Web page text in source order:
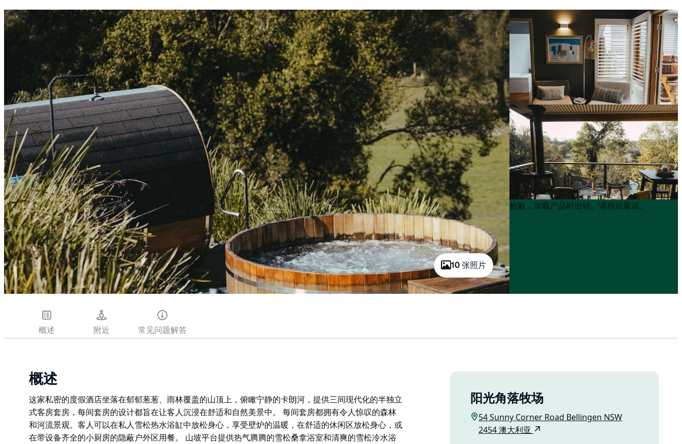
10 张照片
Product
List
Product
List
抱歉，加载产品时出错。请稍后重试。
概述 附近 常见问题解答
概述
这家私密的度假酒店坐落在郁郁葱葱、雨林覆盖的山顶上，俯瞰宁静的卡朗河，提供三间现代化的半独立
式客房套房，每间套房的设计都旨在让客人沉浸在舒适和自然美景中。 每间套房都拥有令人惊叹的森林
和河流景观。客人可以在私人雪松热水浴缸中放松身心，享受壁炉的温暖，在舒适的休闲区放松身心，或
在带设备齐全的小厨房的隐蔽户外区用餐。 山坡平台提供热气腾腾的雪松桑拿浴室和清爽的雪松冷水浴
阳光角落牧场
54 Sunny Corner Road Bellingen NSW
2454 澳大利亚